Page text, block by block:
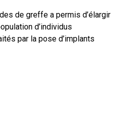
de greffe a permis d’élargir
d’individus
par la pose d’implants